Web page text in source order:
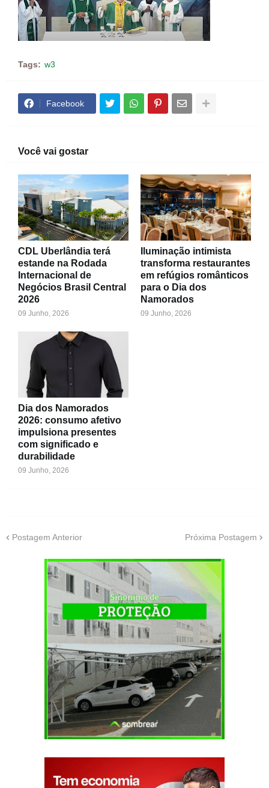
Tags: w3
Facebook
Você vai gostar
CDL Uberlândia terá
estande na Rodada
Internacional de
Negócios Brasil Central
2026
09 Junho, 2026
Iluminação intimista
transforma restaurantes
em refúgios românticos
para o Dia dos
Namorados
09 Junho, 2026
Dia dos Namorados
2026: consumo afetivo
impulsiona presentes
com significado e
durabilidade
09 Junho, 2026
Postagem Anterior Próxima Postagem